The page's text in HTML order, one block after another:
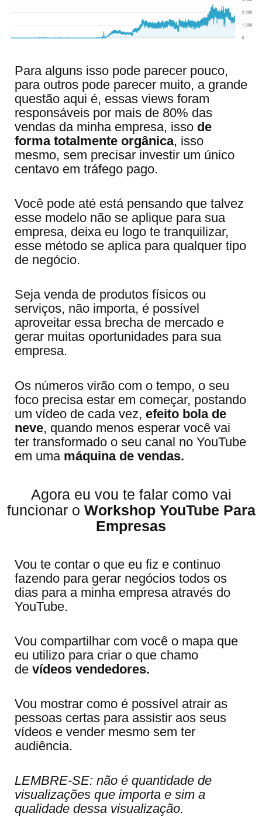
Para alguns isso pode parecer pouco,
para outros pode parecer muito, a grande
questão aqui é, essas views foram
responsáveis por mais de 80% das
vendas da minha empresa, isso de
forma totalmente orgânica, isso
mesmo, sem precisar investir um único
centavo em tráfego pago.
Você pode até está pensando que talvez
esse modelo não se aplique para sua
empresa, deixa eu logo te tranquilizar,
esse método se aplica para qualquer tipo
de negócio.
Seja venda de produtos físicos ou
serviços, não importa, é possível
aproveitar essa brecha de mercado e
gerar muitas oportunidades para sua
empresa.
Os números virão com o tempo, o seu
foco precisa estar em começar, postando
um vídeo de cada vez, efeito bola de
neve, quando menos esperar você vai
ter transformado o seu canal no YouTube
em uma máquina de vendas.
Agora eu vou te falar como vai
funcionar o Workshop YouTube Para
Empresas
Vou te contar o que eu fiz e continuo
fazendo para gerar negócios todos os
dias para a minha empresa através do
YouTube.
Vou compartilhar com você o mapa que
eu utilizo para criar o que chamo
de vídeos vendedores.
Vou mostrar como é possível atrair as
pessoas certas para assistir aos seus
vídeos e vender mesmo sem ter
audiência.
LEMBRE-SE: não é quantidade de
visualizações que importa e sim a
qualidade dessa visualização.